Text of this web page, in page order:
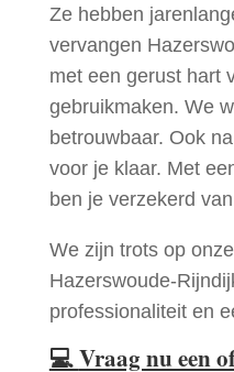
Ze hebben
vervangen
met een gerust hart
gebruikmaken. We
betrouwbaar. Ook
voor je klaar. Met
ben je verzekerd
We zijn trots op
Hazerswoude-
professionaliteit en
💻Vraag nu een